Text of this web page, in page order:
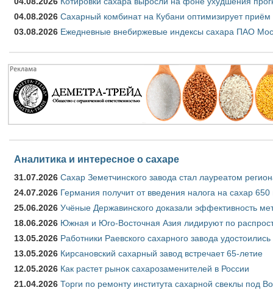
04.08.2026 Сахарный комбинат на Кубани оптимизирует приём
03.08.2026 Ежедневные внебиржевые индексы сахара ПАО
Аналитика и интересное о сахаре
31.07.2026 Сахар Земетчинского завода стал лауреатом
24.07.2026 Германия получит от введения налога на сахар
25.06.2026 Учёные Державинского доказали эффективность
18.06.2026 Южная и Юго-Восточная Азия лидируют по
13.05.2026 Работники Раевского сахарного завода удостоились
13.05.2026 Кирсановский сахарный завод встречает 65-летие
12.05.2026 Как растет рынок сахарозаменителей в России
21.04.2026 Торги по ремонту института сахарной свеклы под